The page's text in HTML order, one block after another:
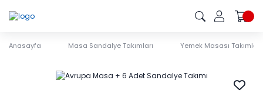
Anasayfa Masa Sandalye Takımları Yemek Masası Takımları